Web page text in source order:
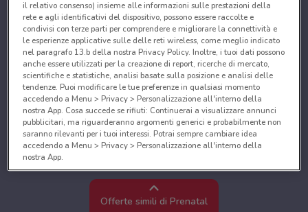
Offerte simili di Prenatal
il relativo consenso) insieme alle informazioni sulle prestazioni della
rete e agli identificativi del dispositivo, possono essere raccolte e
condivisi con terze parti per comprendere e migliorare la connettività e
le esperienze applicative sulle delle reti wireless, come meglio indicato
nel paragrafo 13.b della nostra Privacy Policy. Inoltre, i tuoi dati possono
anche essere utilizzati per la creazione di report, ricerche di mercato,
scientifiche e statistiche, analisi basate sulla posizione e analisi delle
tendenze. Puoi modificare le tue preferenze in qualsiasi momento
accedendo a Menu > Privacy > Personalizzazione all'interno della
nostra App. Cosa succede se rifiuti: Continuerai a visualizzare annunci
pubblicitari, ma riguarderanno argomenti generici e probabilmente non
saranno rilevanti per i tuoi interessi. Potrai sempre cambiare idea
accedendo a Menu > Privacy > Personalizzazione all'interno della
nostra App.
Noi e i nostri partner trattiamo i dati per fornire:
Utilizzare dati di geolocalizzazione precisi. Scansione attiva delle
caratteristiche del dispositivo ai fini dell’identificazione. Archiviare